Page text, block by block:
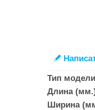
✎
Тип
Длина
Ширина